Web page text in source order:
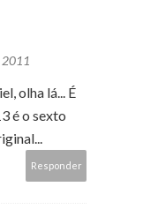
2011
olha lá... É
é o sexto
Responder